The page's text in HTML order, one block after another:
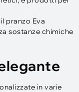
pranzo Eva
sostanze chimiche
in varie